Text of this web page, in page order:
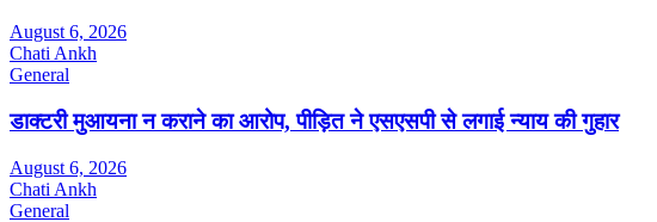
August 6, 2026
Chati Ankh
General
डाक्टरी मुआयना न कराने का आरोप, पीड़ित ने एसएसपी से लगाई न्याय की गुहार
August 6, 2026
Chati Ankh
General